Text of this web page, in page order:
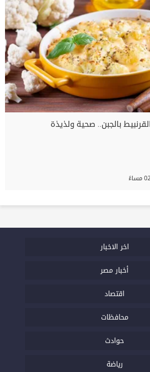
بالجبن.. صحية ولذيذة
اخر الاخبار
أخبار مصر
اقتصاد
محافظات
حوادث
رياضة